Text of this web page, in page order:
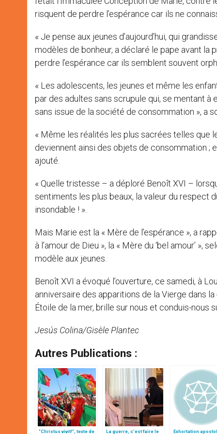
risquent de perdre l’espérance car ils ne
« Je pense aux jeunes d’aujourd’hui, qui
modèles de bonheur, a déclaré le pape avant la
perdre l’espérance car ils semblent souvent
« Les adolescents, les jeunes et même les
par des adultes sans scrupule qui, se mentant
sans issue de la société de consommation », a
« Même les réalités les plus sacrées telles que
deviennent ainsi des objets de consommation ;
ajouté.
« Quelle tristesse – a déploré Benoît XVI –
sentiments les plus beaux, la valeur du respect
insondable ! ».
Mais Marie est la « Mère de l’espérance », a
à l’amour de Dieu », la « Mère du ‘bel amour’
modèle aux jeunes.
Benoît XVI a évoqué l’ouverture, ce samedi, à
anniversaire des apparitions de la Vierge dans
Étoile de la mer, brille sur nous et conduis-nous
Jesús Colina/Gisèle Plantec
Autres Publications :
"Christus vivit!", texte de
La guerre, c’est faire le
Exhortation